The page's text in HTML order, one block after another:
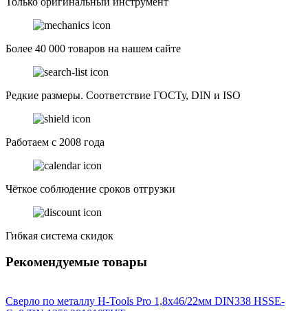
Более 40 000 товаров на нашем сайте
Редкие размеры. Соответствие ГОСТу, DIN и ISO
Работаем с 2008 года
Чёткое соблюдение сроков отгрузки
Гибкая система скидок
Рекомендуемые товары
Сверло по металлу H-Tools Pro 1,8x46/22мм DIN338 HSSE-